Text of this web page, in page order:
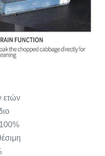
ετών